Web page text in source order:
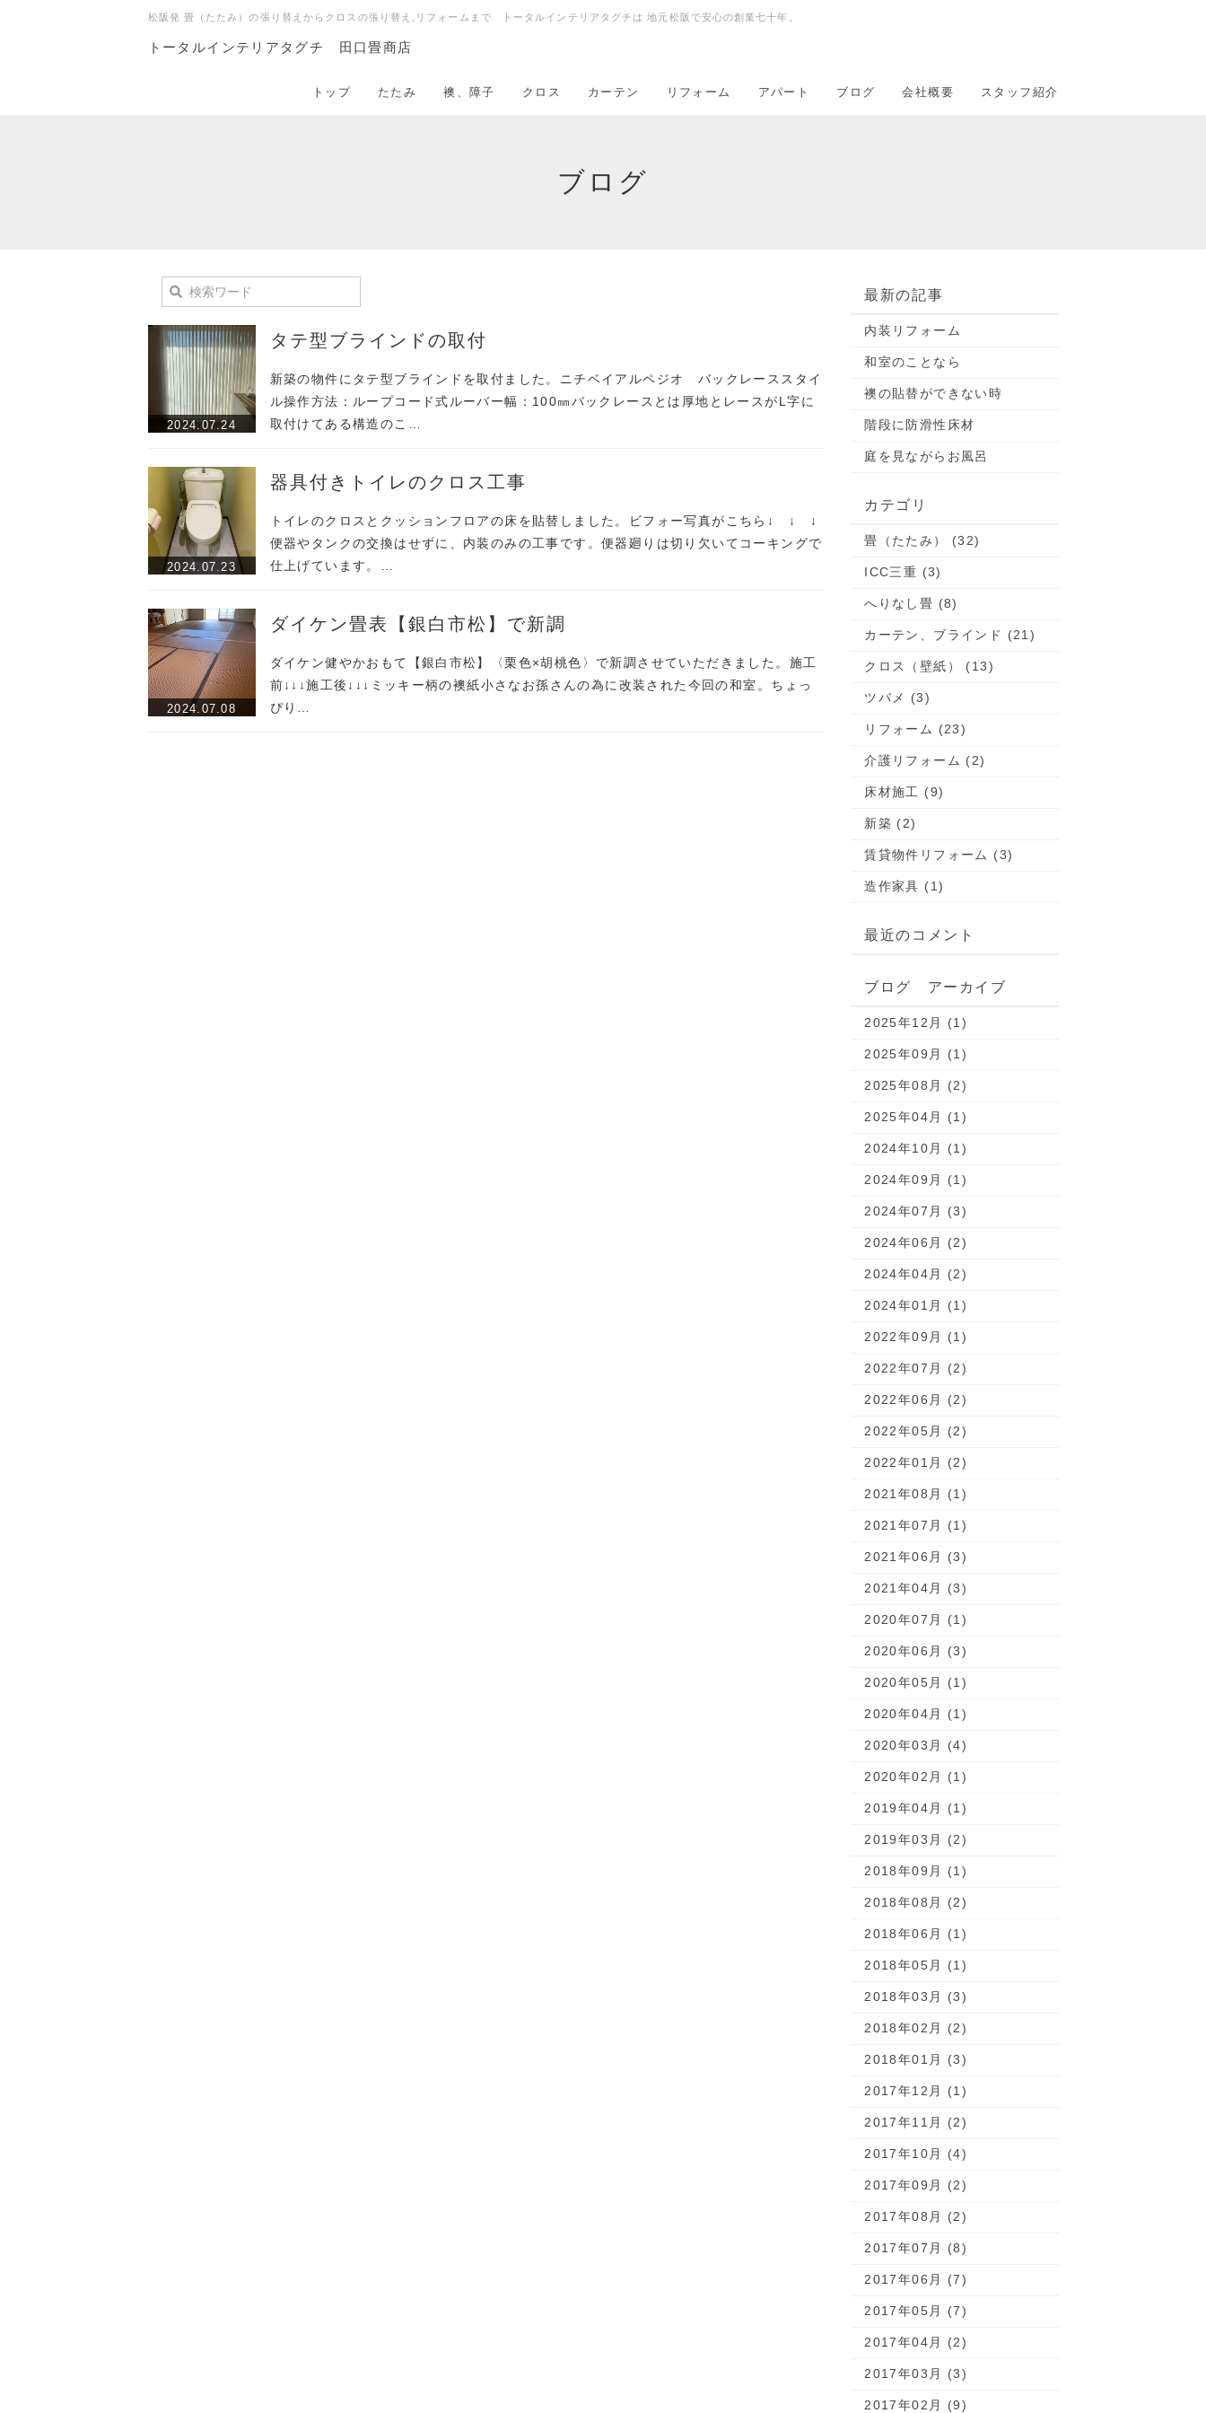
松阪発 畳（たたみ）の張り替えからクロスの張り替え,リフォームまで トータルインテリアタグチは 地元松阪で安心の創業七十年。
トータルインテリアタグチ 田口畳商店
トップ たたみ 襖、障子 クロス カーテン リフォーム アパート ブログ 会社概要 スタッフ紹介
ブログ
2024.07.24
タテ型ブラインドの取付
新築の物件にタテ型ブラインドを取付ました。ニチベイアルペジオ バックレーススタイ
ル操作方法：ループコード式ルーバー幅：100㎜バックレースとは厚地とレースがL字に
取付けてある構造のこ…
2024.07.23
器具付きトイレのクロス工事
トイレのクロスとクッションフロアの床を貼替しました。ビフォー写真がこちら↓ ↓ ↓
便器やタンクの交換はせずに、内装のみの工事です。便器廻りは切り欠いてコーキングで
仕上げています。…
2024.07.08
ダイケン畳表【銀白市松】で新調
ダイケン健やかおもて【銀白市松】〈栗色×胡桃色〉で新調させていただきました。施工
前↓↓↓施工後↓↓↓ミッキー柄の襖紙小さなお孫さんの為に改装された今回の和室。ちょっ
ぴり…
最新の記事
内装リフォーム
和室のことなら
襖の貼替ができない時
階段に防滑性床材
庭を見ながらお風呂
カテゴリ
畳（たたみ） (32)
ICC三重 (3)
へりなし畳 (8)
カーテン、ブラインド (21)
クロス（壁紙） (13)
ツバメ (3)
リフォーム (23)
介護リフォーム (2)
床材施工 (9)
新築 (2)
賃貸物件リフォーム (3)
造作家具 (1)
最近のコメント
ブログ アーカイブ
2025年12月 (1)
2025年09月 (1)
2025年08月 (2)
2025年04月 (1)
2024年10月 (1)
2024年09月 (1)
2024年07月 (3)
2024年06月 (2)
2024年04月 (2)
2024年01月 (1)
2022年09月 (1)
2022年07月 (2)
2022年06月 (2)
2022年05月 (2)
2022年01月 (2)
2021年08月 (1)
2021年07月 (1)
2021年06月 (3)
2021年04月 (3)
2020年07月 (1)
2020年06月 (3)
2020年05月 (1)
2020年04月 (1)
2020年03月 (4)
2020年02月 (1)
2019年04月 (1)
2019年03月 (2)
2018年09月 (1)
2018年08月 (2)
2018年06月 (1)
2018年05月 (1)
2018年03月 (3)
2018年02月 (2)
2018年01月 (3)
2017年12月 (1)
2017年11月 (2)
2017年10月 (4)
2017年09月 (2)
2017年08月 (2)
2017年07月 (8)
2017年06月 (7)
2017年05月 (7)
2017年04月 (2)
2017年03月 (3)
2017年02月 (9)